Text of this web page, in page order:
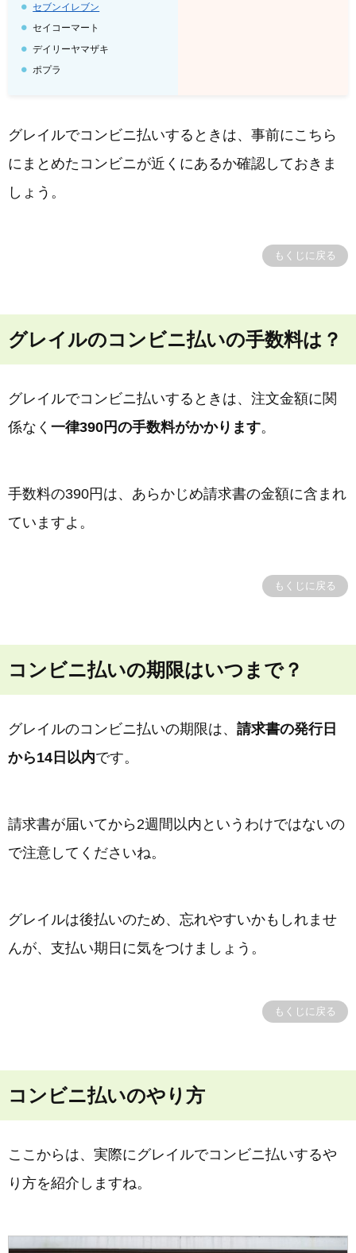
セブンイレブン
セイコーマート
デイリーヤマザキ
ポプラ
グレイルでコンビニ払いするときは、事前にこちら
にまとめたコンビニが近くにあるか確認しておきま
しょう。
もくじに戻る
グレイルのコンビニ払いの手数料は？
グレイルでコンビニ払いするときは、注文金額に関
係なく 一律390円の手数料がかかります。
手数料の390円は、あらかじめ請求書の金額に含まれ
ていますよ。
もくじに戻る
コンビニ払いの期限はいつまで？
グレイルのコンビニ払いの期限は、 請求書の発行日
から14日以内です。
請求書が届いてから2週間以内というわけではないの
で注意してくださいね。
グレイルは後払いのため、忘れやすいかもしれませ
んが、支払い期日に気をつけましょう。
もくじに戻る
コンビニ払いのやり方
ここからは、実際にグレイルでコンビニ払いするや
り方を紹介しますね。